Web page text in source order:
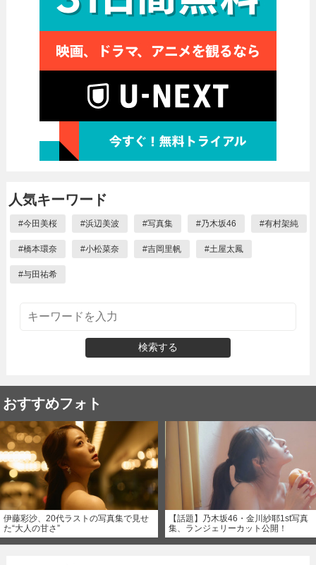
人気キーワード
#今田美桜 #浜辺美波 #写真集 #乃木坂46 #有村架純
#橋本環奈 #小松菜奈 #吉岡里帆 #土屋太鳳
#与田祐希
検索する
おすすめフォト
伊藤彩沙、20代ラストの写真集で見せ
た“大人の甘さ”
【話題】乃木坂46・金川紗耶1st写真
集、ランジェリーカット公開！